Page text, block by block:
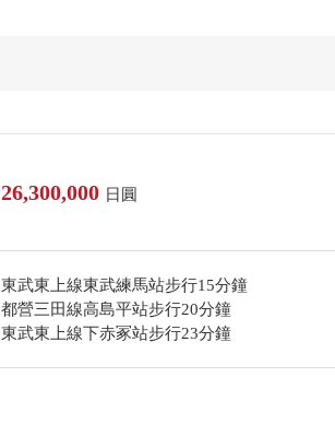
26,300,000 日圓
東武東上線東武練馬站步行15分鐘
都營三田線高島平站步行20分鐘
東武東上線下赤冢站步行23分鐘